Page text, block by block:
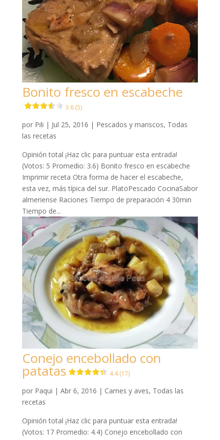
Bonito fresco en escabeche
3.6 (5)
por Pili | Jul 25, 2016 | Pescados y mariscos, Todas
las recetas
Opinión total ¡Haz clic para puntuar esta entrada!
(Votos: 5 Promedio: 3.6) Bonito fresco en escabeche
Imprimir receta Otra forma de hacer el escabeche,
esta vez, más típica del sur. PlatoPescado CocinaSabor
almeriense Raciones Tiempo de preparación 4 30min
Tiempo de...
Conejo encebollado con
patatas 4.4 (17)
por Paqui | Abr 6, 2016 | Carnes y aves, Todas las
recetas
Opinión total ¡Haz clic para puntuar esta entrada!
(Votos: 17 Promedio: 4.4) Conejo encebollado con